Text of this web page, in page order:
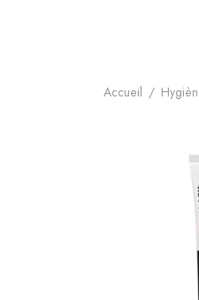
Accueil /